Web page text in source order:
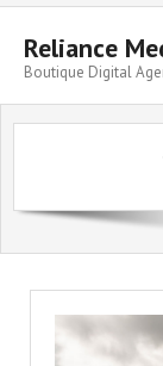
Skip
contentReliance
Boutique Digital